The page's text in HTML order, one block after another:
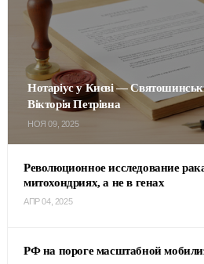
Нотаріус у Києві —
Вікторія Петрівна
НОЯ 09, 2025
Революционное исследование
митохондриях, а не в генах
АПР 04, 2025
РФ на пороге масштабной